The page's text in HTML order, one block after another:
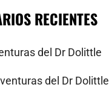
RECIENTES
del Dr Dolittle
del Dr Dolittle